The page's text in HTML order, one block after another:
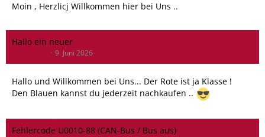
Moin , Herzlicj Willkommen hier bei Uns ..
Hallo ein neuer
9. Juni 2026
Hallo und Willkommen bei Uns... Der Rote ist ja Klasse !
Den Blauen kannst du jederzeit nachkaufen ..
Fehlercode U0010-88 (CAN-Bus / Bus aus)